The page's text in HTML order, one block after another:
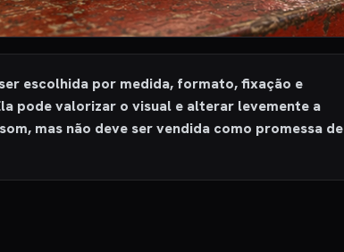
escolhida por medida, formato, fixação e
pode valorizar o visual e alterar levemente a
mas não deve ser vendida como promessa de